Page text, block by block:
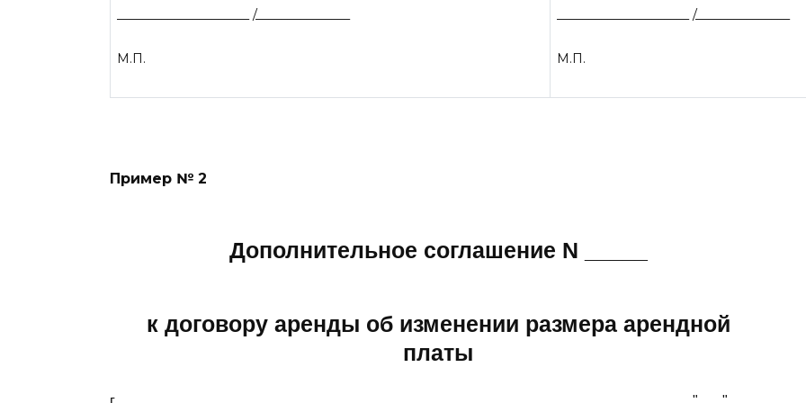
_____________________ /_______________
М.П.
_____________________ /_______________
М.П.
Пример № 2
Дополнительное соглашение N _____
к договору аренды об изменении размера арендной
платы